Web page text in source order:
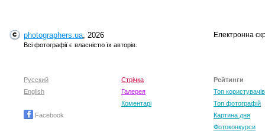
photographers.ua, 2026
Всі фотографії є власністю їх авторів.
Електронна
Русский
English
Facebook
Стрічка
Галерея
Коментарі
Рейтинги
Топ користувачів
Топ фотографій
Картина дня
Фотоконкурси